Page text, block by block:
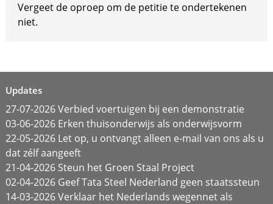
Vergeet de oproep om de petitie te ondertekenen
niet.
Updates
27-07-2026 Verbied voertuigen bij een demonstratie
03-06-2026 Erken thuisonderwijs als onderwijsvorm
22-05-2026 Let op, u ontvangt alleen e-mail van ons als u
dat zélf aangeeft
21-04-2026 Steun het Groen Staal Project
02-04-2026 Geef Tata Steel Nederland geen staatssteun
14-03-2026 Verklaar het Nederlands wegennet als